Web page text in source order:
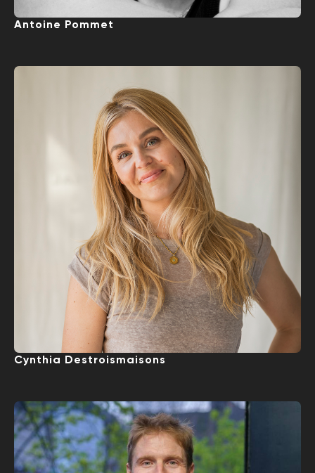
Antoine Pommet
Cynthia Destroismaisons